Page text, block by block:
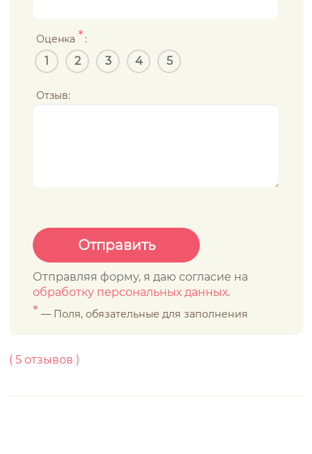
Оценка * :
1 2 3 4 5
Отзыв:
Отправляя форму, я даю согласие на
обработку персональных данных.
* — Поля, обязательные для заполнения
(5 отзывов )